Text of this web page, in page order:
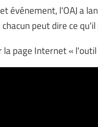
événement, l'OAJ a
chacun peut dire ce
la page Internet « l'outil